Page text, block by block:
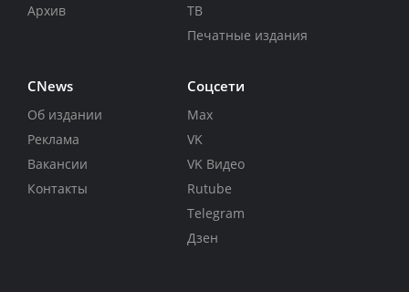
Архив
ТВ
Печатные издания
CNews
Об издании
Реклама
Вакансии
Контакты
Соцсети
Max
VK
VK Видео
Rutube
Telegram
Дзен